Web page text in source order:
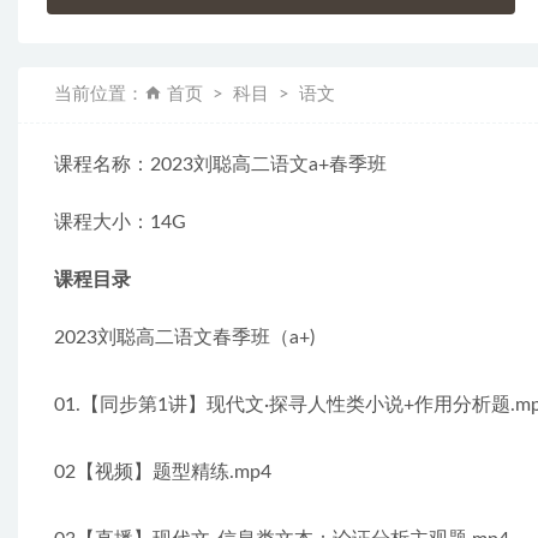
当前位置： 首页 科目 语文
课程名称：2023刘聪高二语文a+春季班
课程大小：14G
课程目录
2023刘聪高二语文春季班（a+)
01.【同步第1讲】现代文·探寻人性类小说+作用分析题
02【视频】题型精练.mp4